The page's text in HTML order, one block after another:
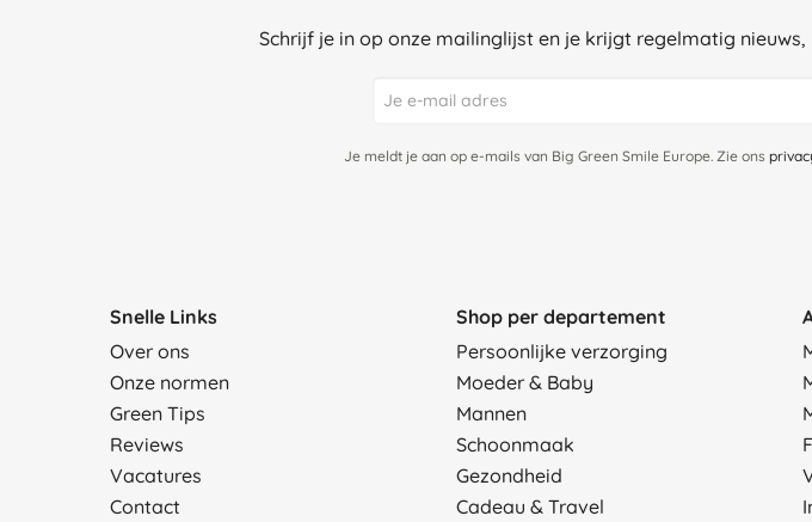
Schrijf je in op onze mailinglijst en je krijgt regelmatig
Je meldt je aan op e-mails van Big Green Smile Europe. Zie ons
Snelle Links
Over ons
Onze normen
Green Tips
Reviews
Vacatures
Contact
Shop per departement
Persoonlijke verzorging
Moeder & Baby
Mannen
Schoonmaak
Gezondheid
Cadeau & Travel